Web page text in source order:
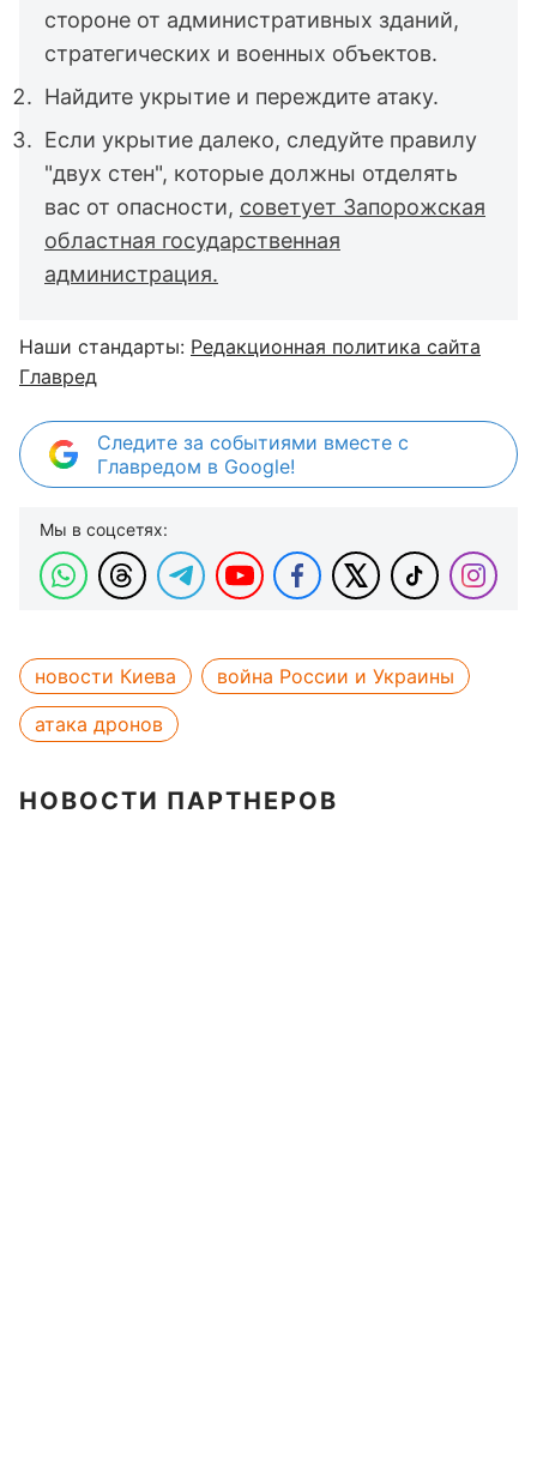
стороне от административных зданий,
стратегических и военных объектов.
Найдите укрытие и переждите атаку.
Если укрытие далеко, следуйте правилу
"двух стен", которые должны отделять
вас от опасности, советует Запорожская
областная государственная
администрация.
Наши стандарты: Редакционная политика сайта
Главред
Следите за событиями вместе с
Главредом в Google!
Мы в соцсетях:
новости Киева
война России и Украины
атака дронов
НОВОСТИ ПАРТНЕРОВ